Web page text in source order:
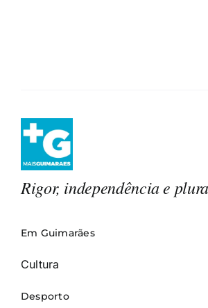
Rigor, independência e
Em Guimarães
Cultura
Desporto